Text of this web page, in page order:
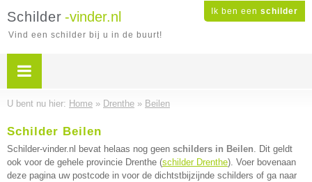
Ik ben een schilder
Schilder -vinder.nl
Vind een schilder bij u in de buurt!
U bent nu hier: Home » Drenthe » Beilen
Schilder Beilen
Schilder-vinder.nl bevat helaas nog geen schilders in Beilen. Dit geldt
ook voor de gehele provincie Drenthe (schilder Drenthe). Voer bovenaan
deze pagina uw postcode in voor de dichtstbijzijnde schilders of ga naar